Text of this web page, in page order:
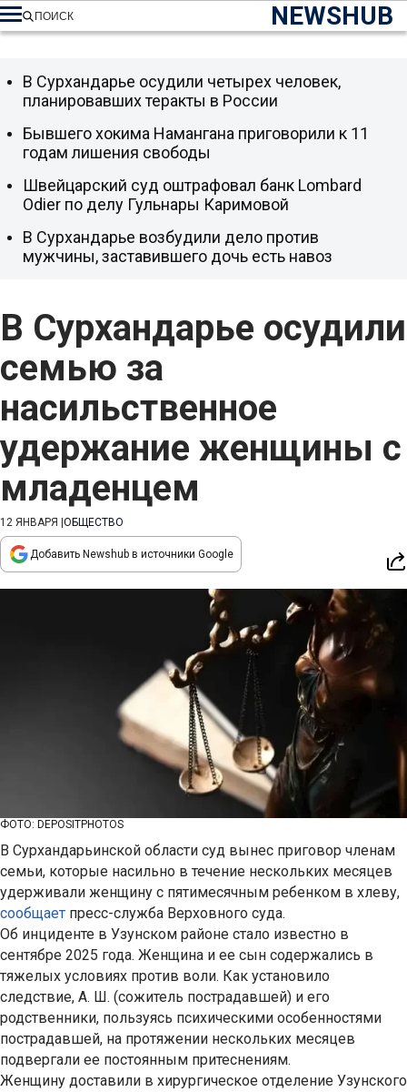
NEWSHUB
ПОИСК
В Сурхандарье осудили
семью за
насильственное
удержание женщины с
младенцем
12 ЯНВАРЯ ОБЩЕСТВО
Добавить Newshub в источники Google
ФОТО: DEPOSITPHOTOS
В Сурхандарьинской области суд вынес приговор членам
семьи, которые насильно в течение нескольких месяцев
удерживали женщину с пятимесячным ребенком в хлеву,
сообщает пресс-служба Верховного суда.
Об инциденте в Узунском районе стало известно в
сентябре 2025 года. Женщина и ее сын содержались в
тяжелых условиях против воли. Как установило
следствие, А. Ш. (сожитель пострадавшей) и его
родственники, пользуясь психическими особенностями
пострадавшей, на протяжении нескольких месяцев
подвергали ее постоянным притеснениям.
Женщину доставили в хирургическое отделение Узунского
В Сурхандарье осудили четырех человек,
планировавших теракты в России
Бывшего хокима Намангана приговорили к 11
годам лишения свободы
Швейцарский суд оштрафовал банк Lombard
Odier по делу Гульнары Каримовой
В Сурхандарье возбудили дело против
мужчины, заставившего дочь есть навоз